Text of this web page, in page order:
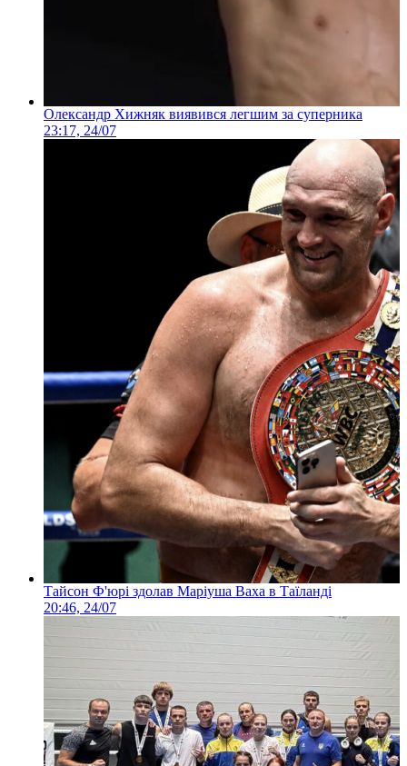
Олександр Хижняк виявився легшим за суперника
23:17, 24/07
Тайсон Ф'юрі здолав Маріуша Ваха в Таїланді
20:46, 24/07